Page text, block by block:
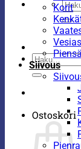
Etsi:
Etsi:
Ostoskori
Korit
Siivous